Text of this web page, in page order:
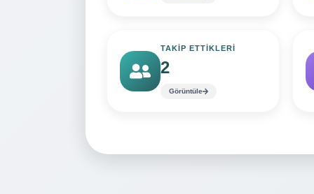
TAKİP ETTİKLERİ
2
Görüntüle